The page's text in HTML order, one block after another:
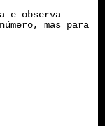
e observa
mas para